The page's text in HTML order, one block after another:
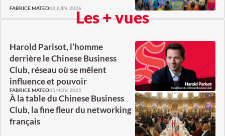
FABRICE MATEO03 JUIN. 2026Les + vues
Harold Parisot, l’homme
derrière le Chinese Business
Club, réseau où se mêlent
influence et pouvoir
FABRICE MATEO05 NOV. 2025
À la table du Chinese Business
Club, la fine fleur du networking
français